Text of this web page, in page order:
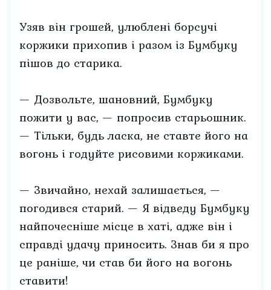
Узяв він грошей, улюблені борсучі
коржики прихопив і разом із Бумбуку
пішов до старика.
— Дозвольте, шановний, Бумбуку
пожити у вас, — попросив старьошник.
— Тільки, будь ласка, не ставте його на
вогонь і годуйте рисовими коржиками.
— Звичайно, нехай залишається, —
погодився старий. — Я відведу Бумбуку
найпочесніше місце в хаті, адже він і
справді удачу приносить. Знав би я про
це раніше, чи став би його на вогонь
ставити!